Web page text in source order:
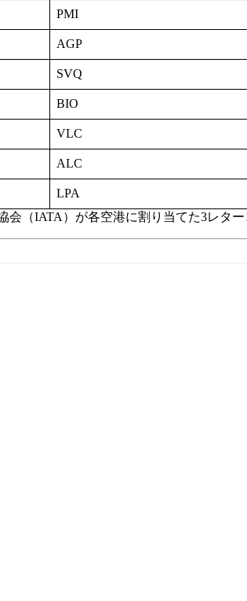
PMI
AGP
SVQ
BIO
VLC
ALC
LPA
（IATA）が各空港に割り当てた3レタ